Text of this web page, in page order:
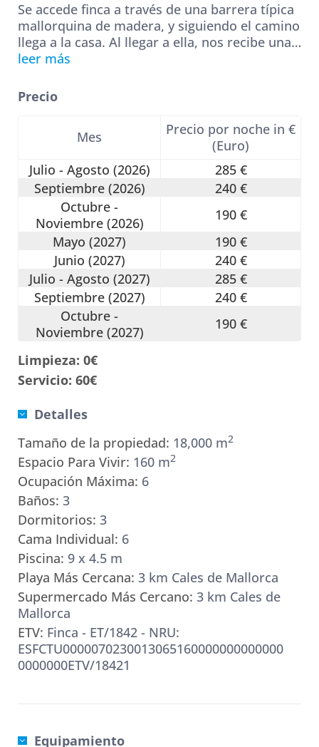
Se accede finca a través de una barrera típica
mallorquina de madera, y siguiendo el camino
llega a la casa. Al llegar a ella, nos recibe una…
leer más
Precio
Mes
Precio por noche in €
(Euro)
Julio - Agosto (2026)
285 €
Septiembre (2026)
240 €
Octubre -
Noviembre (2026)
190 €
Mayo (2027)
190 €
Junio (2027)
240 €
Julio - Agosto (2027)
285 €
Septiembre (2027)
240 €
Octubre -
Noviembre (2027)
190 €
Limpieza: 0€
Servicio: 60€
Detalles
Tamaño de la propiedad: 18,000 m2
Dormitorios: 3
Baños: 3
Espacio Para Vivir: 160 m2
Ocupación Máxima: 6
Cama Individual: 6
Piscina: 9 x 4.5 m
Playa Más Cercana: 3 km Cales de Mallorca
Supermercado Más Cercano: 3 km Cales de
Mallorca
ETV: Finca - ET/1842 - NRU:
ESFCTU0000070230013065160000000000000
0000000ETV/18421
Equipamiento